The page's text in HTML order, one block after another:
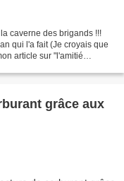
caverne des brigands !!!
qui l'a fait (Je croyais que
article sur "l'amitié
grâce aux